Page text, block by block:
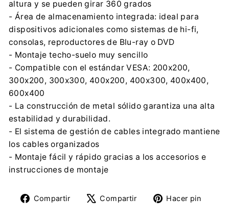
altura y se pueden girar 360 grados
- Área de almacenamiento integrada: ideal para
dispositivos adicionales como sistemas de hi-fi,
consolas, reproductores de Blu-ray o DVD
- Montaje techo-suelo muy sencillo
- Compatible con el estándar VESA: 200x200,
300x200, 300x300, 400x200, 400x300, 400x400,
600x400
- La construcción de metal sólido garantiza una alta
estabilidad y durabilidad.
- El sistema de gestión de cables integrado mantiene
los cables organizados
- Montaje fácil y rápido gracias a los accesorios e
instrucciones de montaje
Compartir
CompartirCompartir
TuitearHacer pin